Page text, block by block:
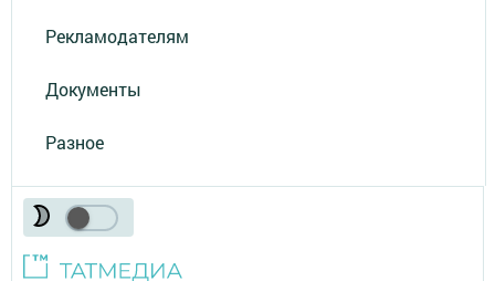
Рекламодателям
Документы
Разное